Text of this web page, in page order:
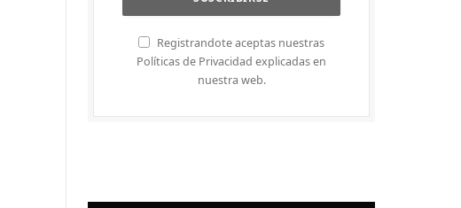
Registrandote aceptas nuestras
Políticas de Privacidad explicadas en
nuestra web.